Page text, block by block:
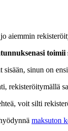
aiemmin
toimii
sisään, sinun on
rekisteröitymällä
voit silti
maksuton